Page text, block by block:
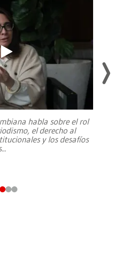
habla sobre el rol
el derecho al
y los desafíos
...